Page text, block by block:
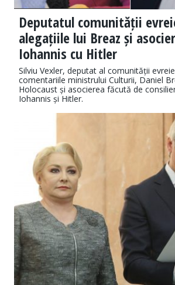
Deputatul comunității
alegațiile lui Breaz și
Iohannis cu Hitler
Silviu Vexler, deputat al comunității
comentariile ministrului Culturii, Daniel
Holocaust și asocierea făcută de
Iohannis și Hitler.